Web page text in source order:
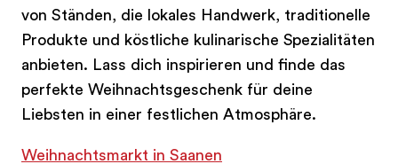
von Ständen, die lokales Handwerk, traditionelle
Produkte und köstliche kulinarische Spezialitäten
anbieten. Lass dich inspirieren und finde das
perfekte Weihnachtsgeschenk für deine
Liebsten in einer festlichen Atmosphäre.
Weihnachtsmarkt in Saanen